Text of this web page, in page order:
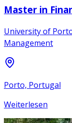
Master in
University of
Management
Porto, Portugal
Weiterlesen